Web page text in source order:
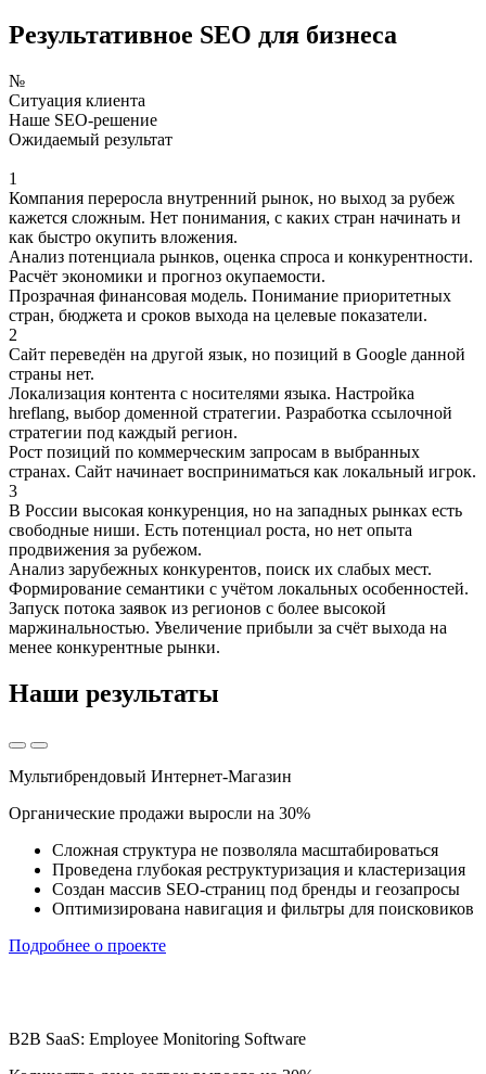
Результативное SEO для бизнеса
№
Ситуация клиента
Наше SEO-решение
Ожидаемый результат
1
Компания переросла внутренний рынок, но выход за рубеж
кажется сложным. Нет понимания, с каких стран начинать и
как быстро окупить вложения.
Анализ потенциала рынков, оценка спроса и конкурентности.
Расчёт экономики и прогноз окупаемости.
Прозрачная финансовая модель. Понимание приоритетных
стран, бюджета и сроков выхода на целевые показатели.
2
Сайт переведён на другой язык, но позиций в Google данной
страны нет.
Локализация контента с носителями языка. Настройка
hreflang, выбор доменной стратегии. Разработка ссылочной
стратегии под каждый регион.
Рост позиций по коммерческим запросам в выбранных
странах. Сайт начинает восприниматься как локальный игрок.
3
В России высокая конкуренция, но на западных рынках есть
свободные ниши. Есть потенциал роста, но нет опыта
продвижения за рубежом.
Анализ зарубежных конкурентов, поиск их слабых мест.
Формирование семантики с учётом локальных особенностей.
Запуск потока заявок из регионов с более высокой
маржинальностью. Увеличение прибыли за счёт выхода на
менее конкурентные рынки.
Наши результаты
Мультибрендовый Интернет-Магазин
Органические продажи выросли на 30%
Сложная структура не позволяла масштабироваться
Проведена глубокая реструктуризация и кластеризация
Создан массив SEO-страниц под бренды и геозапросы
Оптимизирована навигация и фильтры для поисковиков
Подробнее о проекте
B2B SaaS: Employee Monitoring Software